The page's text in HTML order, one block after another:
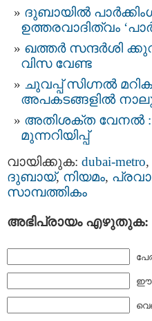
ദുബായില്‍
ഉത്തരവാദിത്വം
ഖത്തര്‍ സന്ദര്‍ശി
വിസ വേണ്ട
ചുവപ്പ് സിഗ്നൽ
അപകടങ്ങളിൽ
അതിശക്ത വേനൽ :
മുന്നറിയിപ്പ്
വായിക്കുക: dubai-metro,
ദുബായ്‌, നിയമം,
സാമ്പത്തികം
അഭിപ്രായം എഴുതുക: